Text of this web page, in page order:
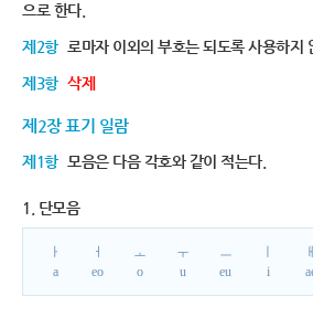
으로 한다.
제2항 로마자 이외의 부호는 되도록 사용하지
제3항 삭제
제2장 표기 일람
제1항 모음은 다음 각호와 같이 적는다.
1. 단모음
ㅏ
a
ㅓ
eo
ㅗ
o
ㅜ
u
ㅡ
eu
i
ㅐ